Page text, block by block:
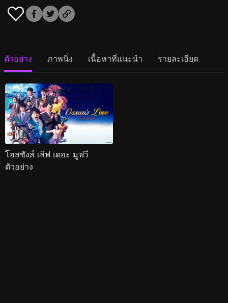
ตัวอย่าง ภาพนิ่ง เนื้อหาที่แนะนำ รายละเอียด
โอสซังส์ เลิฟ เดอะ มูฟวี
ตัวอย่าง